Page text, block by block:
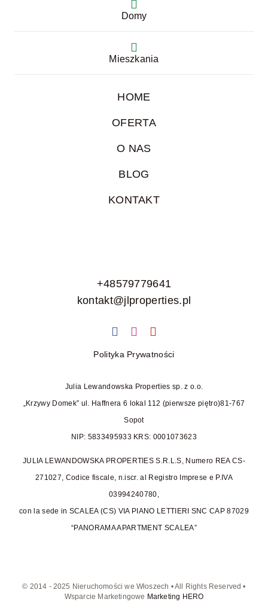
Domy
Mieszkania
HOME
OFERTA
O NAS
BLOG
KONTAKT
+48579779641
kontakt@jlproperties.pl
Polityka Prywatności
Julia Lewandowska Properties sp. z o.o.
„Krzywy Domek” ul. Haffnera 6 lokal 112 (pierwsze piętro)81-767
Sopot
NIP: 5833495933 KRS: 0001073623
JULIA LEWANDOWSKA PROPERTIES S.R.L.S, Numero REA CS-
271027, Codice fiscale, n.iscr. al Registro Imprese e P.IVA
03994240780,
con la sede in SCALEA (CS) VIA PIANO LETTIERI SNC CAP 87029
“PANORAMA APARTMENT SCALEA”
© 2014 - 2025 Nieruchomości we Włoszech • All Rights Reserved •
Wsparcie Marketingowe Marketing HERO